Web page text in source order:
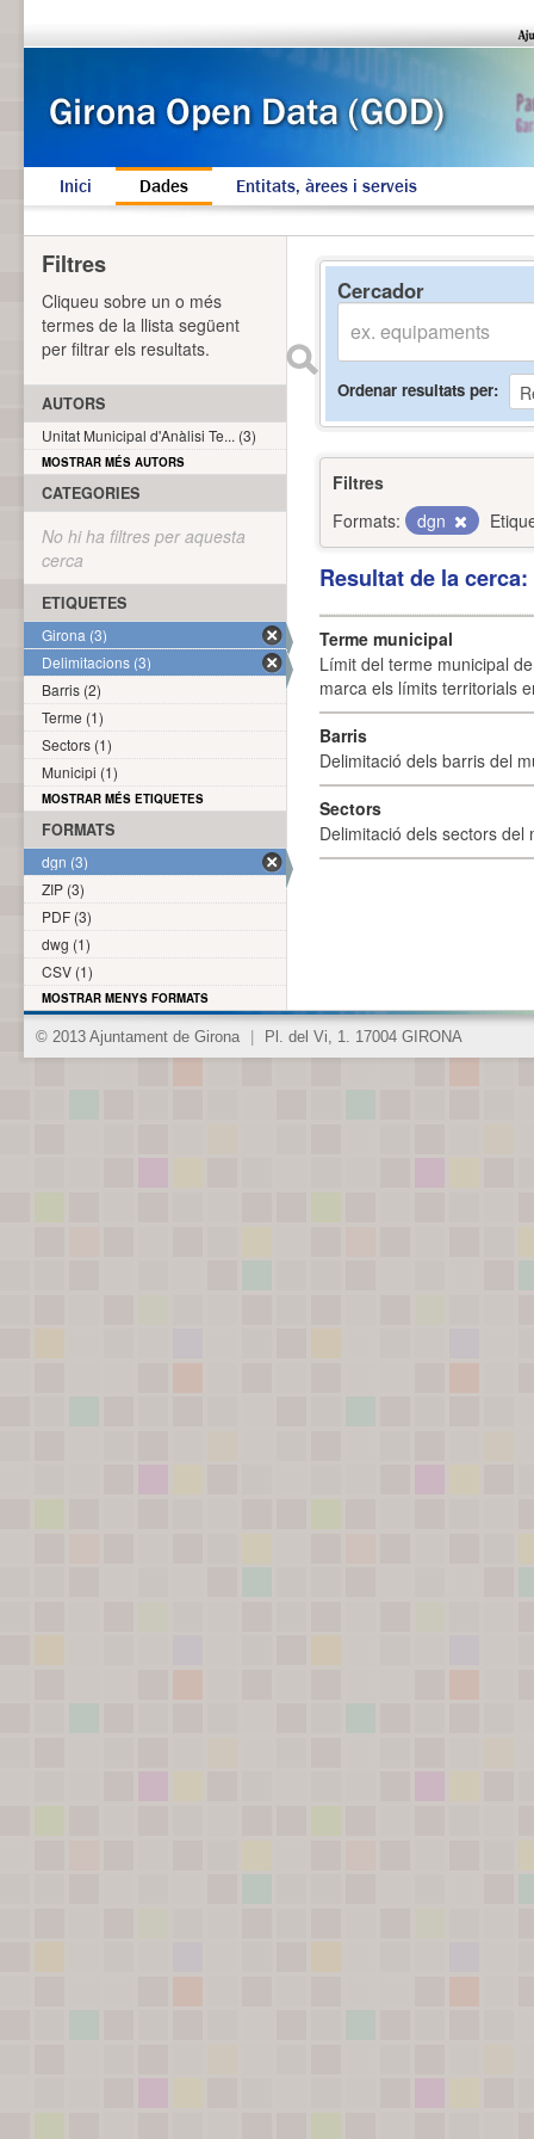
Inici Dades Entitats, àrees i serveis
Cercador
Ordenar resultats per
Filtres
Formats:
dgn
Resultat de la
Terme municipal
Límit del terme municipal
marca els límits territorials
Barris
Delimitació dels barris del
Sectors
Delimitació dels sectors del
Filtres
Cliqueu sobre un o més
termes de la llista següent
per filtrar els resultats.
AUTORS
Unitat Municipal d'Anàlisi Te... (3)
MOSTRAR MÉS AUTORS
CATEGORIES
No hi ha filtres per aquesta
cerca
ETIQUETES
Girona (3)
Delimitacions (3)
Barris (2)
Terme (1)
Sectors (1)
Municipi (1)
MOSTRAR MÉS ETIQUETES
FORMATS
dgn (3)
ZIP (3)
PDF (3)
dwg (1)
CSV (1)
MOSTRAR MENYS FORMATS
© 2013 Ajuntament de Girona Pl. del Vi, 1. 17004 GIRONA